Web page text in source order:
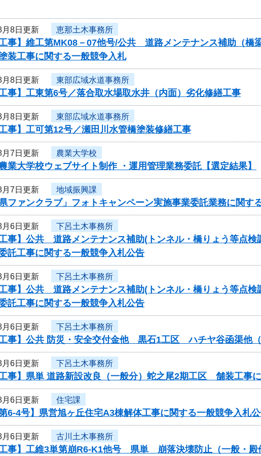
月8日更新 恵那土木事務所
工事】維工第MK08－07他号/公共 道路メンテナンス補助（橋
装工事に関する一般競争入札
月8日更新 東部広域水道事務所
工事】工東第6号／落合取水場取水井（内面）劣化修繕工事
月8日更新 東部広域水道事務所
工事】工可第12号／瀬田川水管橋塗装修繕工事
月7日更新 農業大学校
業大学校ウェブサイト制作 ・運用管理業務委託【選定結果】
月7日更新 地域振興課
県ファンクラブ」フォトキャンペーン実施事業委託業務に関す
月6日更新 下呂土木事務所
工事】公共 道路メンテナンス補助(トンネル・橋りょう等点
託工事に関する一般競争入札公告
月6日更新 下呂土木事務所
工事】公共 道路メンテナンス補助(トンネル・橋りょう等点
託工事に関する一般競争入札公告
月6日更新 下呂土木事務所
工事】公共 防災・安全交付金他 黒石1工区 ハチヤ谷函渠他
月6日更新 下呂土木事務所
工事】県単 道路新設改良（一般分）蛇之尾2期工区 舗装工事
月6日更新 住宅課
第6-4号】県営旭ヶ丘住宅A3棟解体工事に関する一般競争入札
月6日更新 古川土木事務所
工事】工維3単第崩R6-K1他号 県単 崩落決壊防止（一般・殿